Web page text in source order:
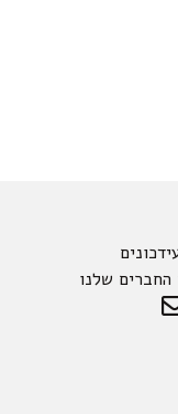
החברים שלנו